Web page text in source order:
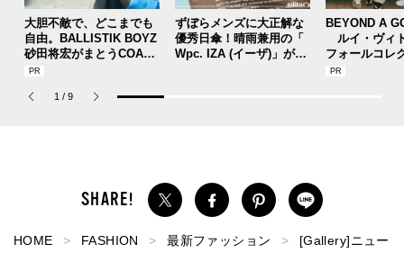
大胆不敵で、どこまでも
自由。BALLISTIK BOYZ
砂田将宏がまとうCOACH
の新作フレグランス「コ
パルファム」
ずぼらメンズに大正解な
優秀日傘！晴雨兼用の「
Wpc. IZA (イーザ)」があ
BEYOND A
ルイ・ヴィ
フォールコレ
描くプレッピ
1 / 9
HOME FASHION 最新ファッション
[Gallery]ニュー